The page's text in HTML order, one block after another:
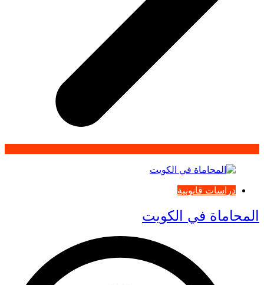
دراسات قانونية
المحاماة في الكويت